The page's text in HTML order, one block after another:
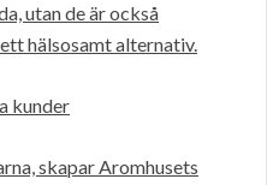
utan de är också
hälsosamt alternativ.
kunder
skapar Aromhusets